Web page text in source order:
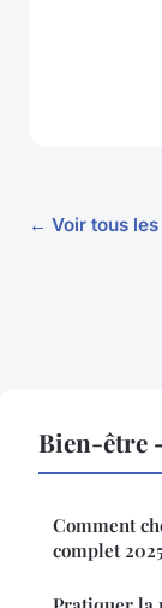
← Voir tous
Bien-être
Comment
complet